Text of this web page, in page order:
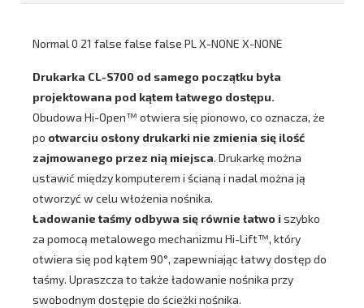
Normal 0 21 false false false PL X-NONE X-NONE
Drukarka CL-S700 od samego początku była
projektowana pod kątem łatwego dostępu.
Obudowa Hi-Open™ otwiera się pionowo, co oznacza, że
po otwarciu osłony drukarki nie zmienia się ilość
zajmowanego przez nią miejsca. Drukarkę można
ustawić między komputerem i ścianą i nadal można ją
otworzyć w celu włożenia nośnika.
Ładowanie taśmy odbywa się równie łatwo iszybko
za pomocą metalowego mechanizmu Hi-Lift™, który
otwiera się pod kątem 90°, zapewniając łatwy dostęp do
taśmy. Upraszcza to także ładowanie nośnika przy
swobodnym dostępie do ścieżki nośnika.